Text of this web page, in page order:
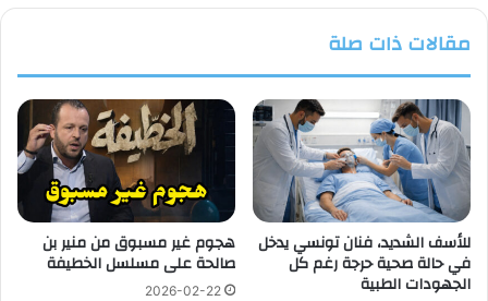
مقالات ذات صلة
للأسف الشديد، فنان تونسي يدخل
في حالة صحية حرجة رغم كل
الجهودات الطبية
هجوم غير مسبوق من منير بن
صالحة على مسلسل الخطيفة
2026-02-22